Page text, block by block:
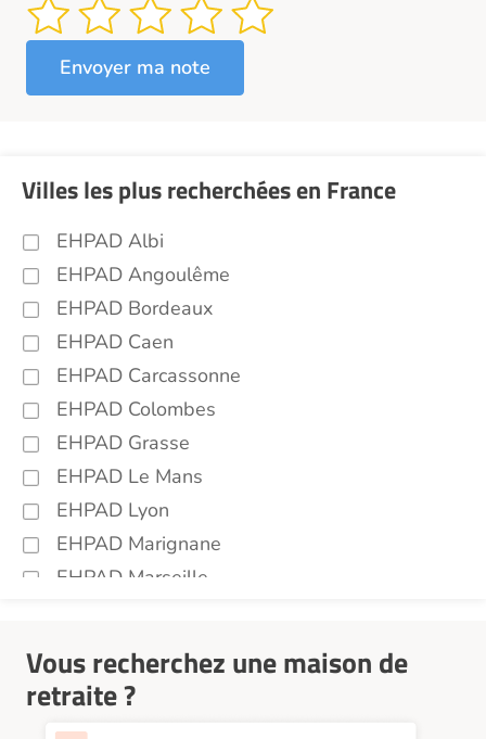
Villes les plus recherchées en France
EHPAD Albi
EHPAD Angoulême
EHPAD Bordeaux
EHPAD Caen
EHPAD Carcassonne
EHPAD Colombes
EHPAD Grasse
EHPAD Le Mans
EHPAD Lyon
EHPAD Marignane
EHPAD Marseille
EHPAD Nice
EHPAD Paris
Vous recherchez une maison de
retraite ?